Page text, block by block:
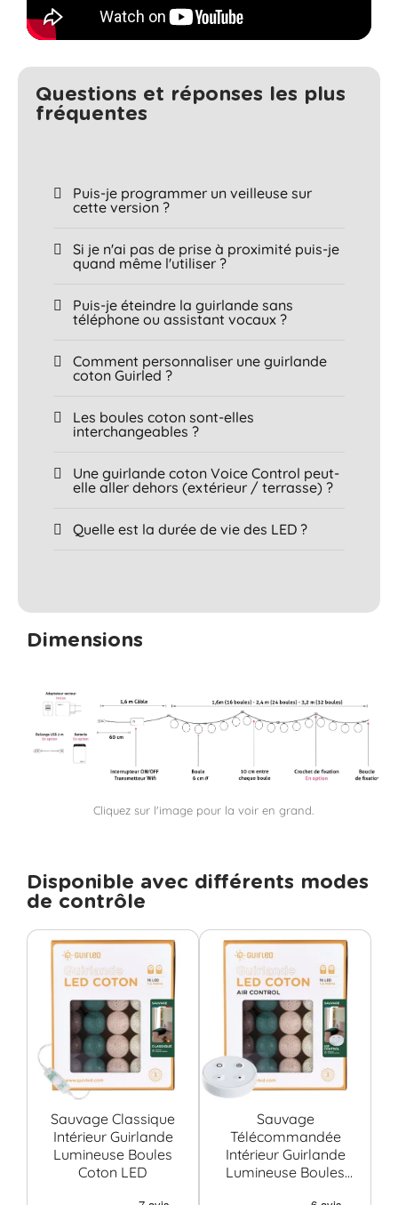
Questions et réponses les plus
fréquentes​
Puis-je programmer un veilleuse sur
cette version ?
Si je n'ai pas de prise à proximité puis-je
quand même l'utiliser ?
Puis-je éteindre la guirlande sans
téléphone ou assistant vocaux ?
Comment personnaliser une guirlande
coton Guirled ?
Les boules coton sont-elles
interchangeables ?
Une guirlande coton Voice Control peut-
elle aller dehors (extérieur / terrasse) ?
Quelle est la durée de vie des LED ?
Dimensions
Cliquez sur l'image pour la voir en grand.
Disponible avec différents modes
de contrôle
Sauvage Classique
Intérieur Guirlande
Lumineuse Boules
Coton LED
Sauvage
Télécommandée
Intérieur Guirlande
Lumineuse Boules